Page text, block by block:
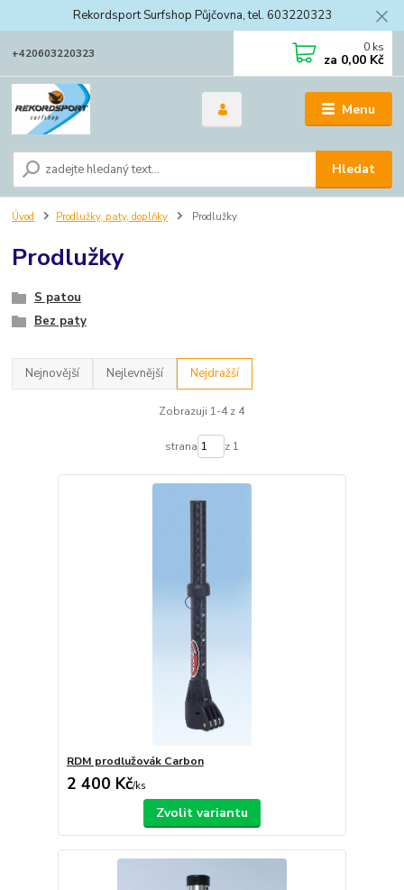
Rekordsport Surfshop Půjčovna, tel. 603220323
Menu
Hledat
+420603220323 0 ks
za 0,00 Kč
Úvod Prodlužky, paty, doplňky Prodlužky
Prodlužky
S patou
Bez paty
Nejnovější Nejlevnější Nejdražší
Zobrazuji 1-4 z 4
strana z 1
RDM prodlužovák Carbon
2 400 Kč/ks
Zvolit variantu